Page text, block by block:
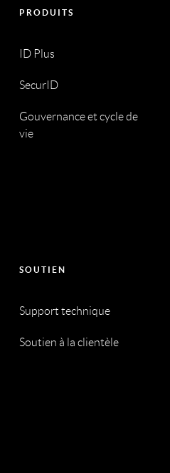
PRODUITS
ID Plus
SecurID
Gouvernance et cycle de
vie
SOUTIEN
Support technique
Soutien à la clientèle